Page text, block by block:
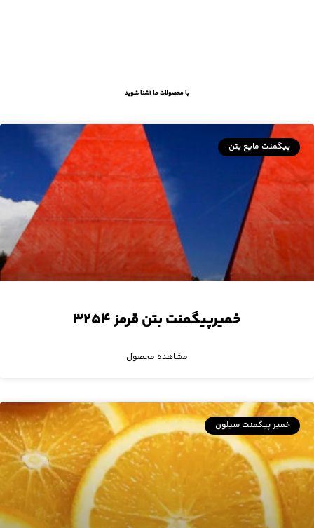
با محصولات ما آشنا شوید
پیگمنت مایع بتن
خمیرپیگمنت بتن قرمز ۳۲۵۴
مشاهده محصول
خمیر پیگمنت سیلون